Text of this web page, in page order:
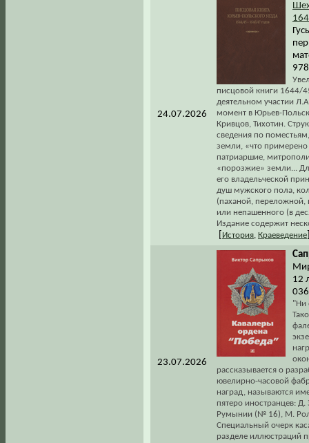
24.07.2026
писцовой книги 1644/
деятельном участии
момент в Юрьев-
Кривцов, Тихотин.
сведения по
земли, «что примерено
патриаршие,
«порозжие» земли...
его владельческой
душ мужского пола,
(паханой, переложной,
или непашенного (в
Издание содержит
История, Краеведение
23.07.2026
12
"Ни
рассказывается о
ювелирно-часовой
наград, называются
пятеро иностранцев:
Румынии (№ 16), М.
Специальный очерк
разделе иллюстраций